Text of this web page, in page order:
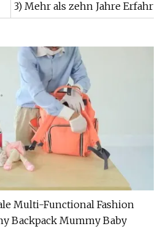
3) Mehr als zehn Jahre